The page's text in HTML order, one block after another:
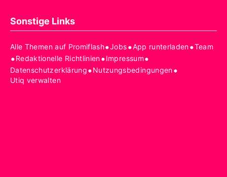
Sonstige Links
Alle Themen auf Promiflash•Jobs•App runterladen•Team
•Redaktionelle Richtlinien•Impressum•
Datenschutzerklärung•Nutzungsbedingungen•
Utiq verwalten